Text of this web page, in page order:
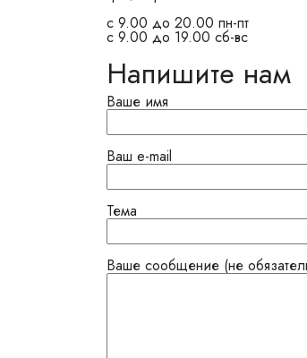
с 9.00 до 20.00 пн-пт
с 9.00 до 19.00 сб-вс
Напишите нам
Ваше имя
Ваш e-mail
Тема
Ваше сообщение (не